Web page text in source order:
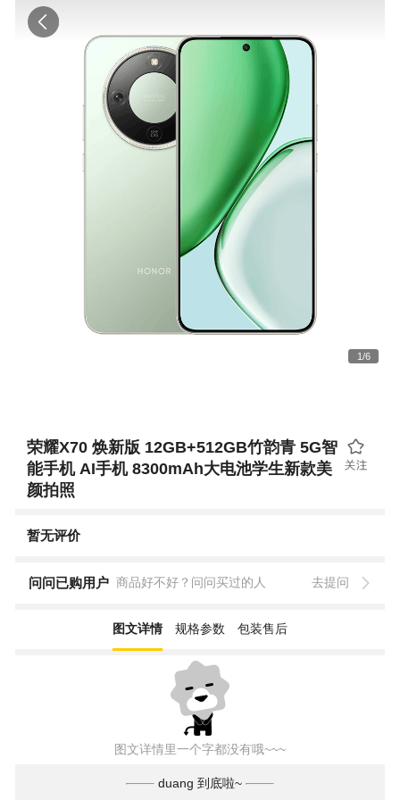
1/6
荣耀X70 焕新版 12GB+512GB竹韵青 5G智
能手机 AI手机 8300mAh大电池学生新款美
颜拍照
暂无评价
问问已购用户 商品好不好？问问买过的人 去提问
图文详情 规格参数 包装售后
图文详情里一个字都没有哦~~~
duang 到底啦~